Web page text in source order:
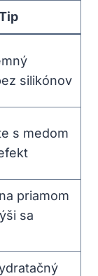
silikónov
s medom
priamom
sa